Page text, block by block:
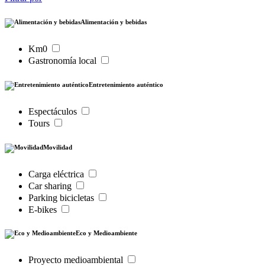
Alimentación y bebidas
Km0
Gastronomía local
Entretenimiento auténtico
Espectáculos
Tours
Movilidad
Carga eléctrica
Car sharing
Parking bicicletas
E-bikes
Eco y Medioambiente
Proyecto medioambiental